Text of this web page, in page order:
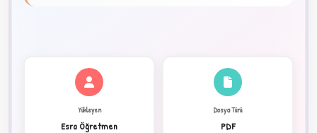
Yükleyen
Esra Öğretmen
Dosya Türü
PDF